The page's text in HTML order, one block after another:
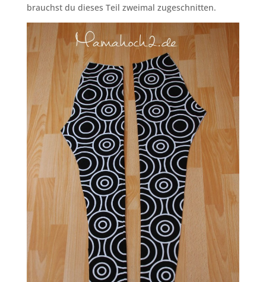
brauchst du dieses Teil zweimal zugeschnitten.